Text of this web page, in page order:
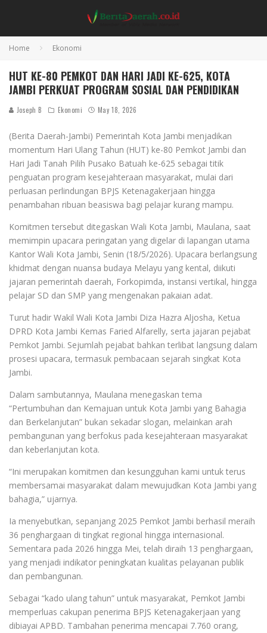
Home Ekonomi
HUT KE-80 PEMKOT DAN HARI JADI KE-625, KOTA
JAMBI PERKUAT PROGRAM SOSIAL DAN PENDIDIKAN
Joseph B Ekonomi May 18, 2026
(Berita Daerah-Jambi) Pemerintah Kota Jambi menjadikan
momentum Hari Ulang Tahun (HUT) ke-80 Pemkot Jambi dan
Hari Jadi Tanah Pilih Pusako Batuah ke-625 sebagai titik
penguatan program kesejahteraan masyarakat, mulai dari
perluasan perlindungan BPJS Ketenagakerjaan hingga
penambahan ribuan beasiswa bagi pelajar kurang mampu.
Komitmen tersebut ditegaskan Wali Kota Jambi, Maulana, saat
memimpin upacara peringatan yang digelar di lapangan utama
Kantor Wali Kota Jambi, Senin (18/5/2026). Upacara berlangsung
khidmat dengan nuansa budaya Melayu yang kental, diikuti
jajaran pemerintah daerah, Forkopimda, instansi vertikal, hingga
pelajar SD dan SMP yang mengenakan pakaian adat.
Turut hadir Wakil Wali Kota Jambi Diza Hazra Aljosha, Ketua
DPRD Kota Jambi Kemas Faried Alfarelly, serta jajaran pejabat
Pemkot Jambi. Sejumlah pejabat bahkan terlibat langsung dalam
prosesi upacara, termasuk pembacaan sejarah singkat Kota
Jambi.
Dalam sambutannya, Maulana menegaskan tema
“Pertumbuhan dan Kemajuan untuk Kota Jambi yang Bahagia
dan Berkelanjutan” bukan sekadar slogan, melainkan arah
pembangunan yang berfokus pada kesejahteraan masyarakat
dan keberlanjutan kota.
“Ini merupakan komitmen dan kesungguhan kami untuk terus
membersamai masyarakat dalam mewujudkan Kota Jambi yang
bahagia,” ujarnya.
Ia menyebutkan, sepanjang 2025 Pemkot Jambi berhasil meraih
36 penghargaan di tingkat regional hingga internasional.
Sementara pada 2026 hingga Mei, telah diraih 13 penghargaan,
yang menjadi indikator peningkatan kualitas pelayanan publik
dan pembangunan.
Sebagai “kado ulang tahun” untuk masyarakat, Pemkot Jambi
memperluas cakupan penerima BPJS Ketenagakerjaan yang
dibiayai APBD. Tambahan penerima mencapai 7.760 orang,